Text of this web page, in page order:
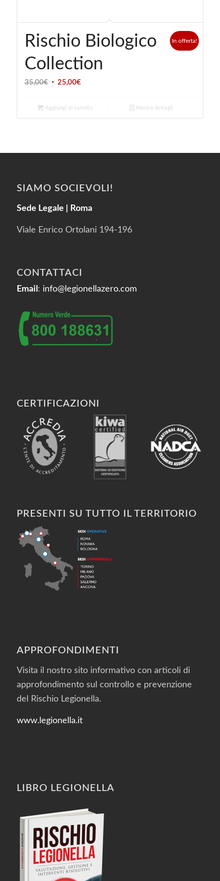
Rischio Biologico
Collection
35,00€ Il
originale
25,00€Il
attuale
In offerta!
Aggiungi al carrello Mostra dettagli
SIAMO SOCIEVOLI!
Sede Legale | Roma
Viale Enrico Ortolani 194-196
CONTATTACI
Email : info@legionellazero.com
CERTIFICAZIONI
PRESENTI SU TUTTO IL TERRITORIO
APPROFONDIMENTI
Visita il nostro sito informativo con articoli di
approfondimento sul controllo e prevenzione
del Rischio Legionella.
www.legionella.it
LIBRO LEGIONELLA